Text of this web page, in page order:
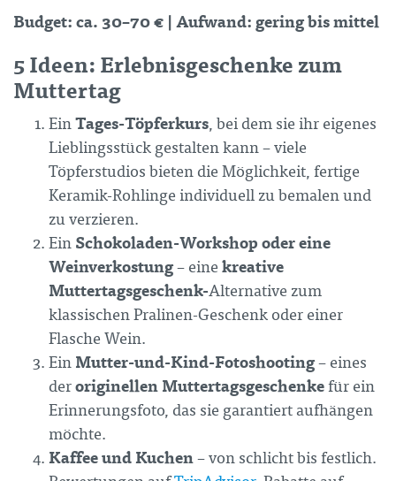
Budget: ca. 30–70 € | Aufwand: gering bis mittel
5 Ideen: Erlebnisgeschenke zum
Muttertag
EinTages-Töpferkurs, bei dem sie ihr eigenes
Lieblingsstück gestalten kann – viele
Töpferstudios bieten die Möglichkeit, fertige
Keramik-Rohlinge individuell zu bemalen und
zu verzieren.
Ein Schokoladen-Workshop oder eine
Weinverkostung– eine kreative
Muttertagsgeschenk-Alternative zum
klassischen Pralinen-Geschenk oder einer
Flasche Wein.
Ein Mutter-und-Kind-Fotoshooting– eines
deroriginellen Muttertagsgeschenkefür ein
Erinnerungsfoto, das sie garantiert aufhängen
möchte.
Kaffee und Kuchen– von schlicht bis festlich.